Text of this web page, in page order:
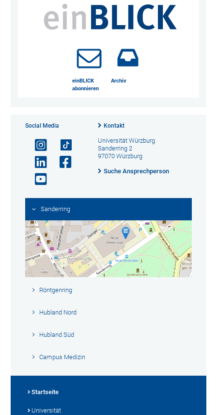
einBLICK
abonnieren
Archiv
Social Media Kontakt
Universität Würzburg
Sanderring 2
97070 Würzburg
Suche Ansprechperson
Sanderring
Röntgenring
Hubland Nord
Hubland Süd
Campus Medizin
Startseite
Universität